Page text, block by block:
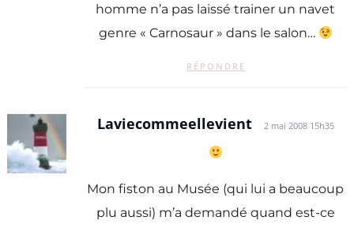
homme n’a pas laissé trainer un navet
genre « Carnosaur » dans le salon…
RÉPONDRE
Laviecommeellevient 2 mai 2008 15h35
Mon fiston au Musée (qui lui a beaucoup
plu aussi) m’a demandé quand est-ce